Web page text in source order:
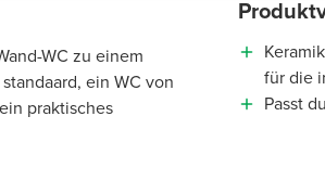
WC zu einem
ein WC von
praktisches
für die
Passt